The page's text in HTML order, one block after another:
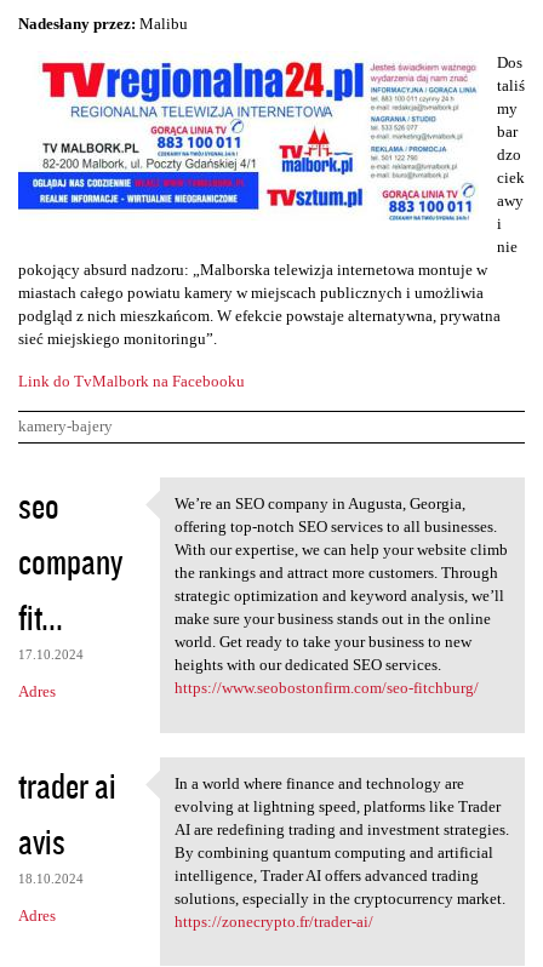
Nadesłany przez: Malibu
Dos
taliś
my
bar
dzo
ciek
awy
i
nie
pokojący absurd nadzoru: „Malborska telewizja internetowa montuje w
miastach całego powiatu kamery w miejscach publicznych i umożliwia
podgląd z nich mieszkańcom. W efekcie powstaje alternatywna, prywatna
sieć miejskiego monitoringu”.
Link do TvMalbork na Facebooku
kamery-bajery
K
o
m
e
n
t
a
e
seo
company
fit...
17.10.2024
Adres
We’re an SEO company in
We’re an SEO company in Augusta, Georgia,
offering top-notch SEO services to all businesses.
With our expertise, we can help your website climb
the rankings and attract more customers. Through
strategic optimization and keyword analysis, we’ll
make sure your business stands out in the online
world. Get ready to take your business to new
heights with our dedicated SEO services.
https://www.seobostonfirm.com/seo-fitchburg/
trader ai
avis
18.10.2024
Adres
In a world where finance and
In a world where finance and technology are
evolving at lightning speed, platforms like Trader
AI are redefining trading and investment strategies.
By combining quantum computing and artificial
intelligence, Trader AI offers advanced trading
solutions, especially in the cryptocurrency market.
https://zonecrypto.fr/trader-ai/